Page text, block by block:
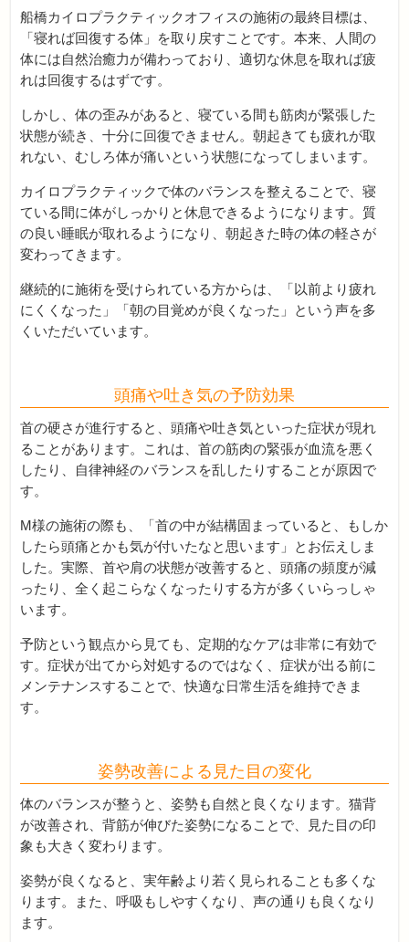
船橋カイロプラクティックオフィスの施術の最終目標は、
「寝れば回復する体」を取り戻すことです。本来、人間の
体には自然治癒力が備わっており、適切な休息を取れば疲
れは回復するはずです。
しかし、体の歪みがあると、寝ている間も筋肉が緊張した
状態が続き、十分に回復できません。朝起きても疲れが取
れない、むしろ体が痛いという状態になってしまいます。
カイロプラクティックで体のバランスを整えることで、寝
ている間に体がしっかりと休息できるようになります。質
の良い睡眠が取れるようになり、朝起きた時の体の軽さが
変わってきます。
継続的に施術を受けられている方からは、「以前より疲れ
にくくなった」「朝の目覚めが良くなった」という声を多
くいただいています。
頭痛や吐き気の予防効果
首の硬さが進行すると、頭痛や吐き気といった症状が現れ
ることがあります。これは、首の筋肉の緊張が血流を悪く
したり、自律神経のバランスを乱したりすることが原因で
す。
M様の施術の際も、「首の中が結構固まっていると、もしか
したら頭痛とかも気が付いたなと思います」とお伝えしま
した。実際、首や肩の状態が改善すると、頭痛の頻度が減
ったり、全く起こらなくなったりする方が多くいらっしゃ
います。
予防という観点から見ても、定期的なケアは非常に有効で
す。症状が出てから対処するのではなく、症状が出る前に
メンテナンスすることで、快適な日常生活を維持できま
す。
姿勢改善による見た目の変化
体のバランスが整うと、姿勢も自然と良くなります。猫背
が改善され、背筋が伸びた姿勢になることで、見た目の印
象も大きく変わります。
姿勢が良くなると、実年齢より若く見られることも多くな
ります。また、呼吸もしやすくなり、声の通りも良くなり
ます。